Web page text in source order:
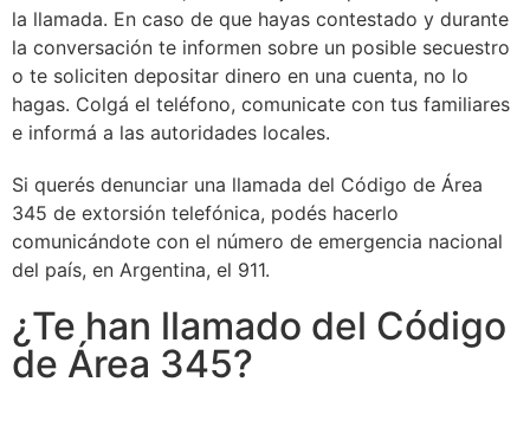
la llamada. En caso de que hayas contestado y durante
la conversación te informen sobre un posible secuestro
o te soliciten depositar dinero en una cuenta, no lo
hagas. Colgá el teléfono, comunicate con tus familiares
e informá a las autoridades locales.
Si querés denunciar una llamada del Código de Área
345 de extorsión telefónica, podés hacerlo
comunicándote con el número de emergencia nacional
del país, en Argentina, el 911.
¿Te han llamado del Código
de Área 345?